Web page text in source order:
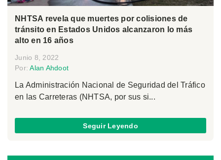
NHTSA revela que muertes por colisiones de
tránsito en Estados Unidos alcanzaron lo más
alto en 16 años
Junio 8, 2022
Por:Alan Ahdoot
La Administración Nacional de Seguridad del Tráfico
en las Carreteras (NHTSA, por sus si...
Seguir Leyendo